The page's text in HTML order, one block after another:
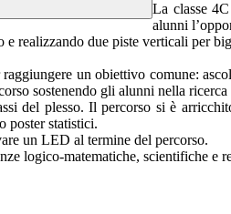
La classe
alunni
realizzando due piste verticali per
un obiettivo comune:
sostenendo gli alunni nella
del plesso. Il percorso si è
poster statistici.
un LED al termine del percorso.
logico-matematiche, scientifiche